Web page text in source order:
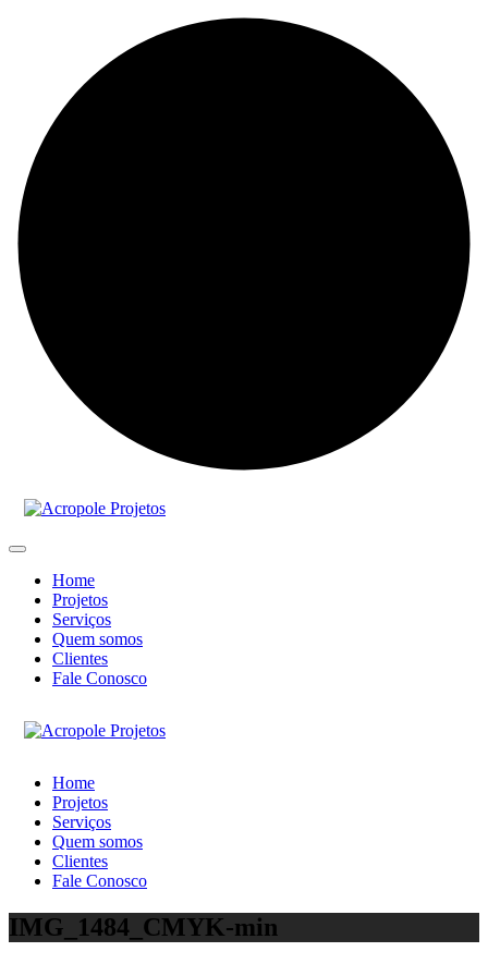
Home
Projetos
Serviços
Quem somos
Clientes
Fale Conosco
Home
Projetos
Serviços
Quem somos
Clientes
Fale Conosco
IMG_1484_CMYK-min